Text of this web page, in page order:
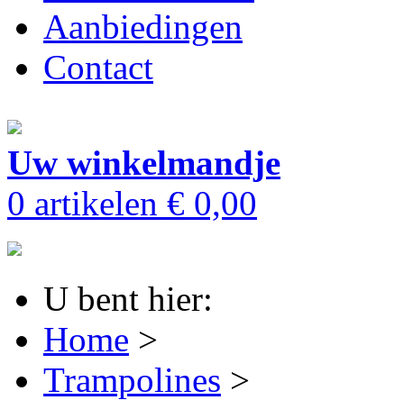
Aanbiedingen
Contact
Uw winkelmandje
0 artikelen € 0,00
U bent hier:
Home >
Trampolines >